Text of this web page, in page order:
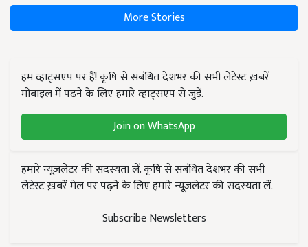
More Stories
हम व्हाट्सएप पर हैं! कृषि से संबंधित देशभर की सभी लेटेस्ट ख़बरें
मोबाइल में पढ़ने के लिए हमारे व्हाट्सएप से जुड़ें.
Join on WhatsApp
हमारे न्यूज़लेटर की सदस्यता लें. कृषि से संबंधित देशभर की सभी
लेटेस्ट ख़बरें मेल पर पढ़ने के लिए हमारे न्यूज़लेटर की सदस्यता लें.
Subscribe Newsletters